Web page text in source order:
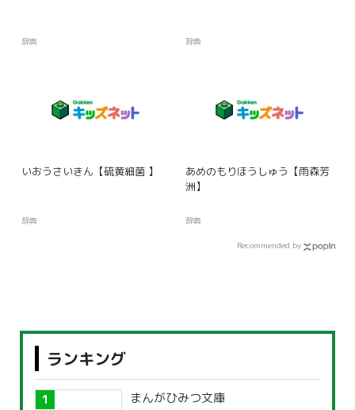
辞典 辞典
いおうさいきん【硫黄細菌 】
辞典
あめのもりほうしゅう【雨森芳
洲】
辞典
Recommended by
ランキング
まんがひみつ文庫